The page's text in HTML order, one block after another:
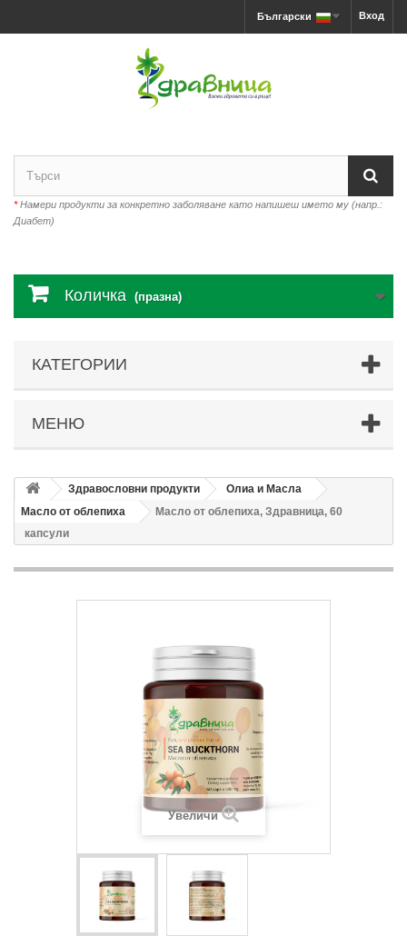
Вход
Български
*Намери продукти за конкретно заболяване като напишеш името му (напр.:
Диабет)
Количка (празна)
КАТЕГОРИИ
МЕНЮ
Здравословни продукти
Олиа и Масла
Масло от облепиха
Масло от облепиха, Здравница, 60
капсули
Увеличи